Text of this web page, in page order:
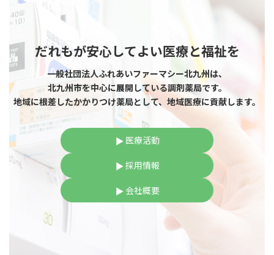
だれもが安心してよい医療と福祉を
一般社団法人ふれあいファーマシー北九州は、
北九州市を中心に展開している調剤薬局です。
地域に根差したかかりつけ薬局として、地域医療に貢献します。
医療活動
採用情報
会社概要